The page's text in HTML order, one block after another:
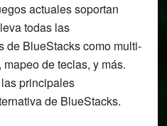
actuales soportan
todas las
de BlueStacks como multi-
de teclas, y más.
principales
de BlueStacks.